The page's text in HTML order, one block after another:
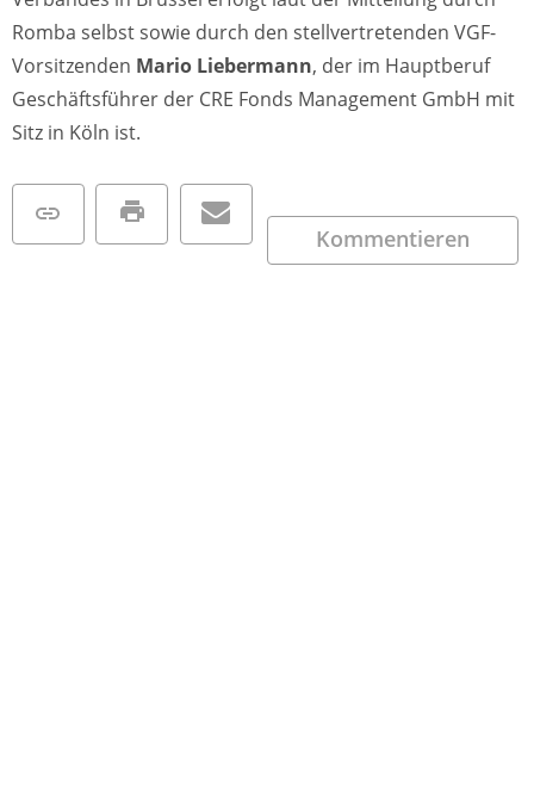
Romba selbst sowie durch den stellvertretenden VGF-
Vorsitzenden Mario Liebermann, der im Hauptberuf
Geschäftsführer der CRE Fonds Management GmbH mit
Sitz in Köln ist.
Kommentieren